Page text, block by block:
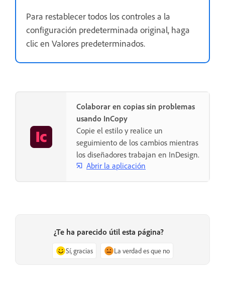
Para restablecer todos los controles a la
configuración predeterminada original, haga
clic en Valores predeterminados.
Colaborar en copias sin problemas
usando InCopy
Copie el estilo y realice un
seguimiento de los cambios mientras
los diseñadores trabajan en InDesign.
Abrir la aplicación
¿Te ha parecido útil esta página?
Sí, gracias La verdad es que no